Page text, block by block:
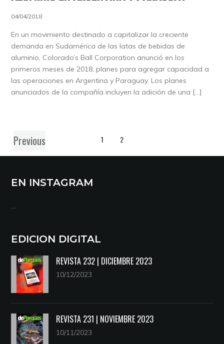
04/04/2018
En un movimiento destinado a capitalizar la creciente
demanda en Sudamérica de las latas de bebidas de
aluminio, Colorado’s Ball Corporation anunció en los
primeros meses de 2018, planes para agregar capacidad a
las operaciones en Argentina y Paraguay. Los planes
anunciados de la compañía incluyen la adición de una […]
Previous 1 2
EN INSTAGRAM
…
EDICION DIGITAL
REVISTA 232 | DICIEMBRE 2023
10/12/2023
REVISTA 231 | NOVIEMBRE 2023
10/11/2023